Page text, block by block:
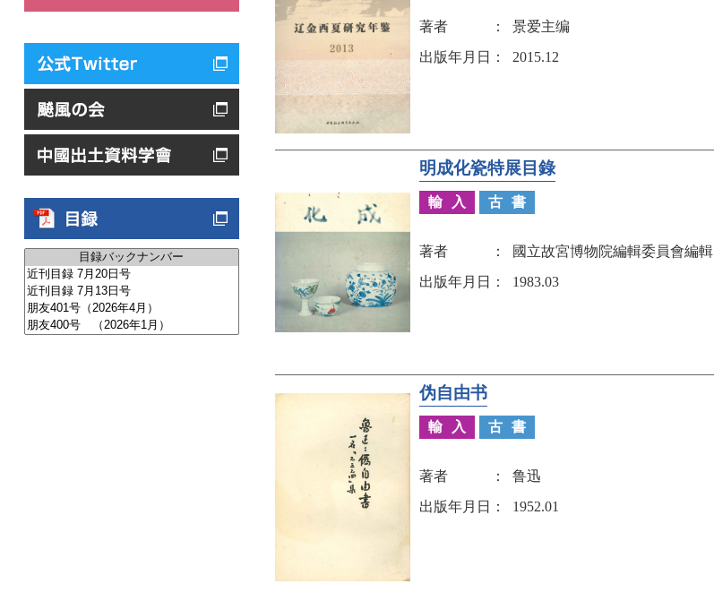
著者 景爱主编
出版年月日
2015.12
明成化瓷特展目錄
輸入 古書
著者 國立故宮博物院編輯委員會編輯
出版年月日
1983.03
伪自由书
輸入 古書
著者 鲁迅
出版年月日
1952.01